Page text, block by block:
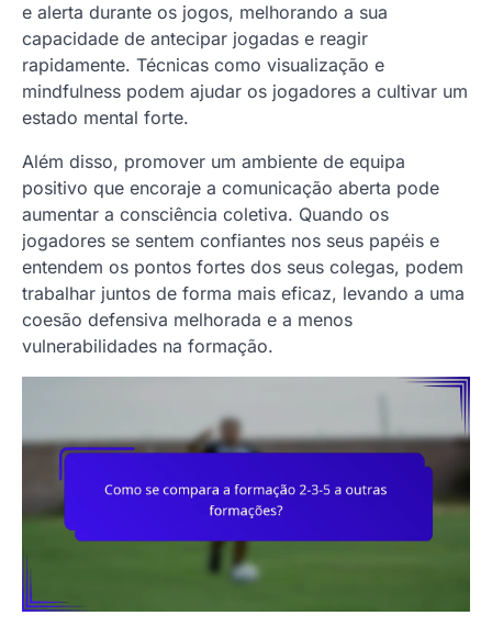
e alerta durante os jogos, melhorando a sua
capacidade de antecipar jogadas e reagir
rapidamente. Técnicas como visualização e
mindfulness podem ajudar os jogadores a cultivar um
estado mental forte.
Além disso, promover um ambiente de equipa
positivo que encoraje a comunicação aberta pode
aumentar a consciência coletiva. Quando os
jogadores se sentem confiantes nos seus papéis e
entendem os pontos fortes dos seus colegas, podem
trabalhar juntos de forma mais eficaz, levando a uma
coesão defensiva melhorada e a menos
vulnerabilidades na formação.